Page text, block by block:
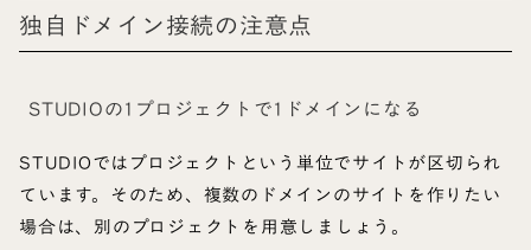
独自ドメイン接続の注意点
STUDIOの1プロジェクトで1ドメインになる
STUDIOではプロジェクトという単位でサイトが区切られ
ています。そのため、複数のドメインのサイトを作りたい
場合は、別のプロジェクトを用意しましょう。